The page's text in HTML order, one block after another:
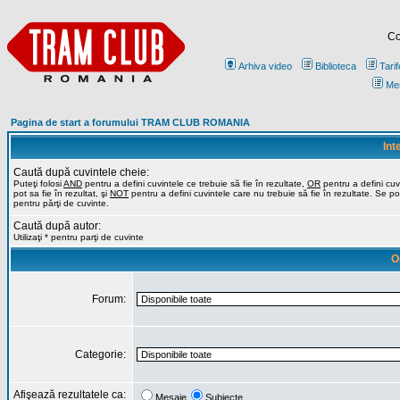
Arhiva video Biblioteca
Pagina de start a forumului TRAM CLUB ROMANIA
Caută după cuvintele cheie:
Puteţi folosiAND pentru a defini cuvintele ce trebuie să fie în rezultate, OR pentru a defini
pot sa fie în rezultat, şi NOT pentru a defini cuvintele care nu trebuie să fie în rezultate. Se
pentru părţi de cuvinte.
Caută după autor:
Utilizaţi * pentru parţi de cuvinte
Forum:
Categorie:
Afişează rezultatele ca: Mesaje Subiecte